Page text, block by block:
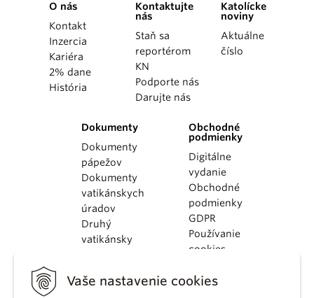
Vaše nastavenie cookies
O nás
Kontakt
Inzercia
Kariéra
2% dane
História
Kontaktujte
nás
Staň sa
reportérom
KN
Podporte nás
Darujte nás
Katolícke
noviny
Aktuálne
číslo
Dokumenty
Dokumenty
pápežov
Dokumenty
vatikánskych
úradov
Druhý
vatikánsky
KBS
Obchodné
podmienky
Digitálne
vydanie
Obchodné
podmienky
GDPR
Používanie
cookies